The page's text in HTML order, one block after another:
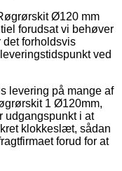
Ø120 mm
forudsat vi behøver
det forholdsvis
ved
levering på mange af
1 Ø120mm,
udgangspunkt i at
klokkeslæt, sådan
forud for at